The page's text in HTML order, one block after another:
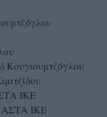
Κουγιουμτζόγλου
ΙΚΕ
ΙΚΕ